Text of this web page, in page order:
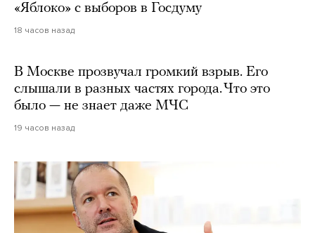
«Яблоко» с выборов в Госдуму
18 часов назад
В Москве прозвучал громкий взрыв. Его
слышали в разных частях города. Что это
было — не знает даже МЧС
19 часов назад